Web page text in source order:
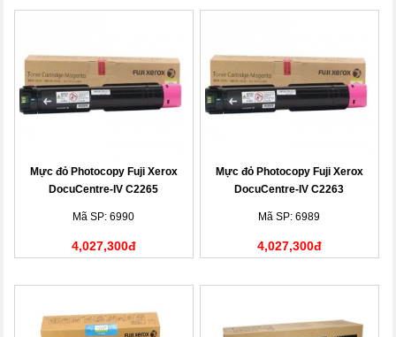
Mực đỏ Photocopy Fuji Xerox
DocuCentre-IV C2265
Mã SP: 6990
4,027,300đ
Mực đỏ Photocopy Fuji Xerox
DocuCentre-IV C2263
Mã SP: 6989
4,027,300đ